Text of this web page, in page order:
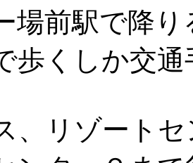
場前駅で降
歩くしか交
、リゾート